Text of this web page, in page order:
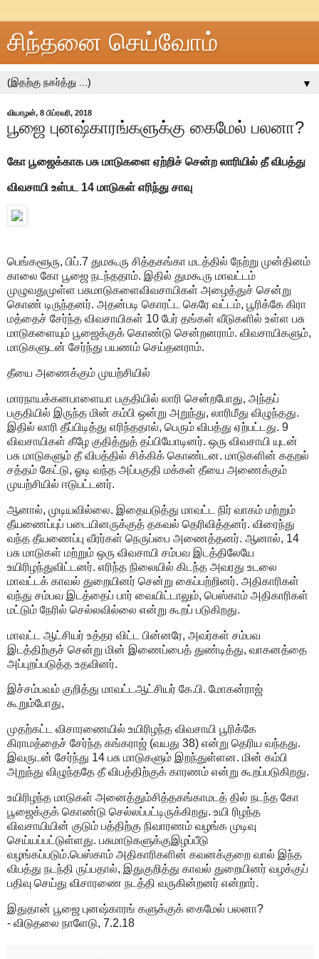
சிந்தனை செய்வோம்
▼
வியாழன், 8 பிப்ரவரி, 2018
பூஜை புனஷ்காரங்களுக்கு கைமேல் பலனா?
கோ பூஜைக்காக பசு மாடுகளை ஏற்றிச் சென்ற லாரியில் தீ விபத்து
விவசாயி உள்பட 14 மாடுகள் எரிந்து சாவு
பெங்களூரு, பிப்.7 துமகூரு சித்தகங்கா மடத்தில் நேற்று முன்தினம்
காலை கோ பூஜை நடந்ததாம். இதில் துமகூரு மாவட்டம்
முழுவதுமுள்ள பசுமாடுகளைவிவசாயிகள் அழைத்துச் சென்று
கொண் டிருந்தனர். அதன்படி கொரட்ட கெரே வட்டம், பூரிக்கே கிரா
மத்தைச் சேர்ந்த விவசாயிகள் 10 பேர் தங்கள் வீடுகளில் உள்ள பசு
மாடுகளையும் பூஜைக்குக் கொண்டு சென்றனராம். விவசாயிகளும்,
மாடுகளுடன் சேர்ந்து பயணம் செய்தனராம்.
தீயை அணைக்கும் முயற்சியில்
மாரநாயக்கனபாளையா பகுதியில் லாரி சென்றபோது, அந்தப்
பகுதியில் இருந்த மின் கம்பி ஒன்று அறுந்து, லாரிமீது விழுந்தது.
இதில் லாரி தீப்பிடித்து எரிந்ததால், பெரும் விபத்து ஏற்பட்டது. 9
விவசாயிகள் கீழே குதித்துத் தப்பியோடினர். ஒரு விவசாயி யுடன்
பசு மாடுகளும் தீ விபத்தில் சிக்கிக் கொண்டன. மாடுகளின் கதறல்
சத்தம் கேட்டு, ஓடி வந்த அப்பகுதி மக்கள் தீயை அணைக்கும்
முயற்சியில் ஈடுபட்டனர்.
ஆனால், முடியவில்லை. இதையடுத்து மாவட்ட நிர் வாகம் மற்றும்
தீயணைப்புப் படையினருக்குத் தகவல் தெரிவித்தனர். விரைந்து
வந்த தீயணைப்பு வீரர்கள் நெருப்பை அணைத்தனர். ஆனால், 14
பசு மாடுகள் மற்றும் ஒரு விவசாயி சம்பவ இடத்திலேயே
உயிரிழந்துவிட்டனர். எரிந்த நிலையில் கிடந்த அவரது உடலை
மாவட்டக் காவல் துறையினர் சென்று கைப்பற்றினர். அதிகாரிகள்
வந்து சம்பவ இடத்தைப் பார் வையிட்டாலும், பெஸ்காம் அதிகாரிகள்
மட்டும் நேரில் செல்லவில்லை என்று கூறப் படுகிறது.
மாவட்ட ஆட்சியர் உத்தர விட்ட பின்னரே, அவர்கள் சம்பவ
இடத்திற்குச் சென்று மின் இணைப்பைத் துண்டித்து, வாகனத்தை
அப்புறப்படுத்த உதவினர்.
இச்சம்பவம் குறித்து மாவட்டஆட்சியர் கே.பி. மோகன்ராஜ்
கூறும்போது,
முதற்கட்ட விசாரணையில் உயிரிழந்த விவசாயி பூரிக்கே
கிராமத்தைச் சேர்ந்த கங்கராஜ் (வயது 38) என்று தெரிய வந்தது.
இவருடன் சேர்ந்து 14 பசு மாடுகளும் இறந்துள்ளன. மின் கம்பி
அறுந்து விழுந்ததே தீ விபத்திற்குக் காரணம் என்று கூறப்படுகிறது.
உயிரிழந்த மாடுகள் அனைத்தும்சித்தகங்காமடத் தில் நடந்த கோ
பூஜைக்குக் கொண்டு செல்லப்பட்டிருக்கிறது. உயி ரிழந்த
விவசாயியின் குடும் பத்திற்கு நிவாரணம் வழங்க முடிவு
செய்யப்பட்டுள்ளது. பசுமாடுகளுக்குஇழப்பீடு
வழங்கப்படும்.பெஸ்காம் அதிகாரிகளின் கவனக்குறை வால் இந்த
விபத்து நடந்தி ருப்பதால், இதுகுறித்து காவல் துறையினர் வழக்குப்
பதிவு செய்து விசாரணை நடத்தி வருகின்றனர் என்றார்.
இதுதான் பூஜை புனஷ்காரங் களுக்குக் கைமேல் பலனா?
- விடுதலை நாளேடு, 7.2.18